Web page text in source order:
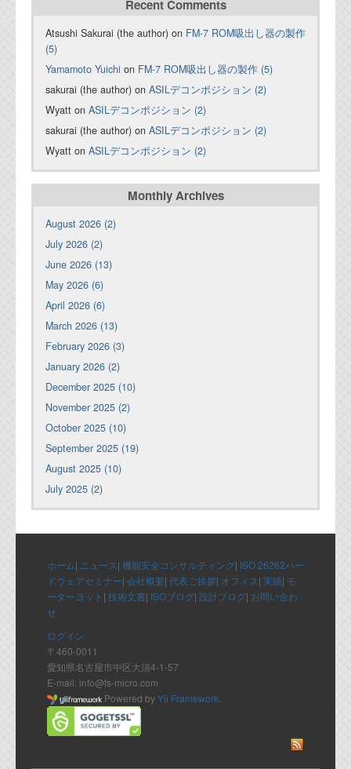
Recent Comments
Atsushi Sakurai (the author) on FM-7 ROM吸出し器の製作
(5)
Yamamoto Yuichi on FM-7 ROM吸出し器の製作 (5)
sakurai (the author) on ASILデコンポジション (2)
Wyatt on ASILデコンポジション (2)
sakurai (the author) on ASILデコンポジション (2)
Wyatt on ASILデコンポジション (2)
Monthly Archives
August 2026 (2)
July 2026 (2)
June 2026 (13)
May 2026 (6)
April 2026 (6)
March 2026 (13)
February 2026 (3)
January 2026 (2)
December 2025 (10)
November 2025 (2)
October 2025 (10)
September 2025 (19)
August 2025 (10)
July 2025 (2)
ホーム| ニュース| 機能安全コンサルティング| ISO 26262ハー
ドウェアセミナー| 会社概要| 代表ご挨拶| オフィス| 実績| モ
ーターヨット | 技術文書| ISOブログ| 設計ブログ| お問い合わ
せ
ログイン
〒460-0011
愛知県名古屋市中区大須4-1-57
E-mail: info@fs-micro.com
Powered byYii Framework